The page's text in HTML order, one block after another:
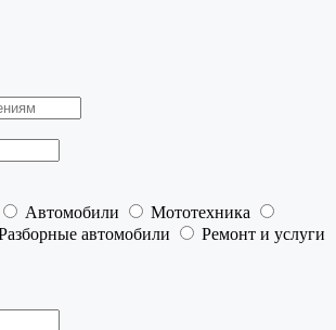
Автомобили
Мототехника
автомобили
Ремонт и услуги